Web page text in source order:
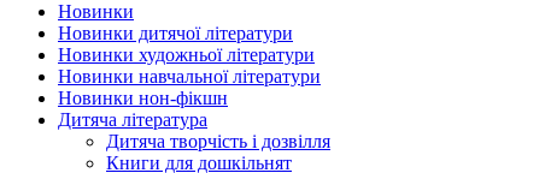
Новинки
Новинки дитячої літератури
Новинки художньої літератури
Новинки навчальної літератури
Новинки нон-фікшн
Дитяча література
Дитяча творчість і дозвілля
Книги для дошкільнят